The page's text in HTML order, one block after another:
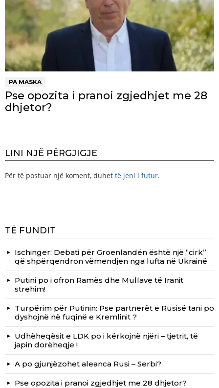
PA MASKA
Pse opozita i pranoi zgjedhjet me 28
dhjetor?
LINI NJË PËRGJIGJE
Për të postuar një koment, duhet të jeni i futur.
TË FUNDIT
Ischinger: Debati për Groenlandën është një “cirk”
që shpërqendron vëmendjen nga lufta në Ukrainë
Putini po i ofron Ramës dhe Mullave të Iranit
strehim!
Turpërim për Putinin: Pse partnerët e Rusisë tani po
dyshojnë në fuqinë e Kremlinit ?
Udhëheqësit e LDK po i kërkojnë njëri – tjetrit, të
japin dorëheqje !
A po gjunjëzohet aleanca Rusi – Serbi?
Pse opozita i pranoi zgjedhjet me 28 dhjetor?